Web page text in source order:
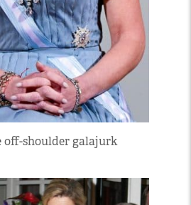
off-shoulder galajurk